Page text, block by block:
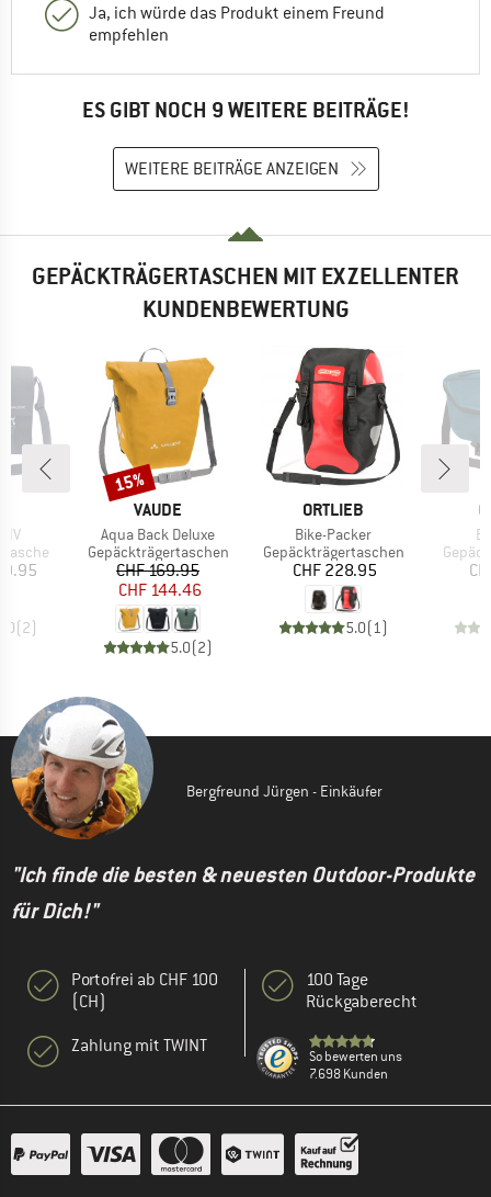
Ja, ich würde das Produkt einem Freund
empfehlen
ES GIBT NOCH 9 WEITERE BEITRÄGE!
WEITERE BEITRÄGE ANZEIGEN
GEPÄCKTRÄGERTASCHEN MIT EXZELLENTER
KUNDENBEWERTUNG
IV
(2)
MARKE
VAUDE
Artikel
Aqua Back Deluxe
Produktgruppe
Gepäckträgertaschen
Preis
CHF 169.95reduzierter Preis
CHF 144.46
5.0(2)
Rabatt
15%
MARKE
ORTLIEB
Artikel
Bike-Packer
Produktgruppe
Gepäckträgertaschen
Preis
CHF 228.95
5.0(1)
Bergfreund Jürgen - Einkäufer
"Ich finde die besten & neuesten Outdoor-Produkte
für Dich!"
Portofrei ab CHF 100
(CH)
Zahlung mit TWINT
100 Tage
Rückgaberecht
So bewerten uns
7.698 Kunden